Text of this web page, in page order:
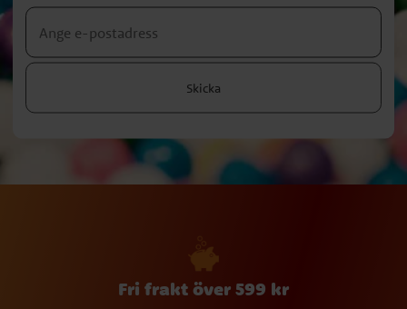
Skicka
Fri frakt över 599 kr